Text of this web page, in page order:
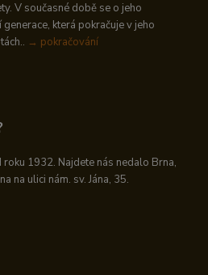
V současné době se o jeho
která pokračuje v jeho
→ pokračování
1932. Najdete nás nedalo Brna,
na ulici nám. sv. Jána, 35.